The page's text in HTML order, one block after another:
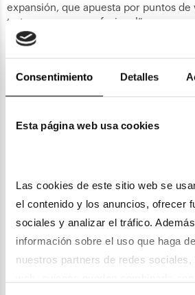
Consentimiento Detalles
Esta página web usa cookies
Las cookies de este sitio web se
el contenido y los anuncios, ofrecer
sociales y analizar el tráfico.
información sobre el uso que haga
nuestros partners de redes
expansión, que apuesta por puntos de
trato cercano y profesional”.
apuesta por el crecimiento en la
Universidad Politécnica de Catalunya
Óptica & Audiología Universitaria
1.600 profesionales y 111 centros de
España, incluyendo el canal de venta
compañía forma parte del grupo
Fielmann, que adquirió la compañía a